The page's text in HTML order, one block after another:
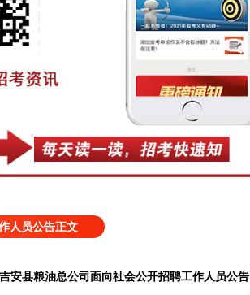
人员公告正文
安县粮油总公司面向社会公开招聘工作人员公告